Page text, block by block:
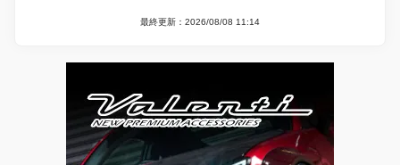
最終更新：2026/08/08 11:14